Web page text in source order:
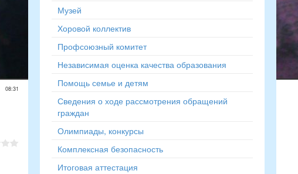
08:31
Музей
Хоровой коллектив
Профсоюзный комитет
Независимая оценка качества образования
Помощь семье и детям
Сведения о ходе рассмотрения обращений
граждан
Олимпиады, конкурсы
Комплексная безопасность
Итоговая аттестация